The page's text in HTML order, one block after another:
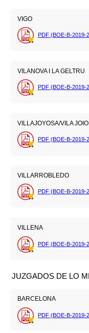
VIGO
PDF (BOE-B-2019-
VILANOVA I LA GELTRU
PDF (BOE-B-2019-
VILLAJOYOSA/VILA
PDF (BOE-B-2019-
VILLARROBLEDO
PDF (BOE-B-2019-
VILLENA
PDF (BOE-B-2019-
JUZGADOS DE LO
BARCELONA
PDF (BOE-B-2019-